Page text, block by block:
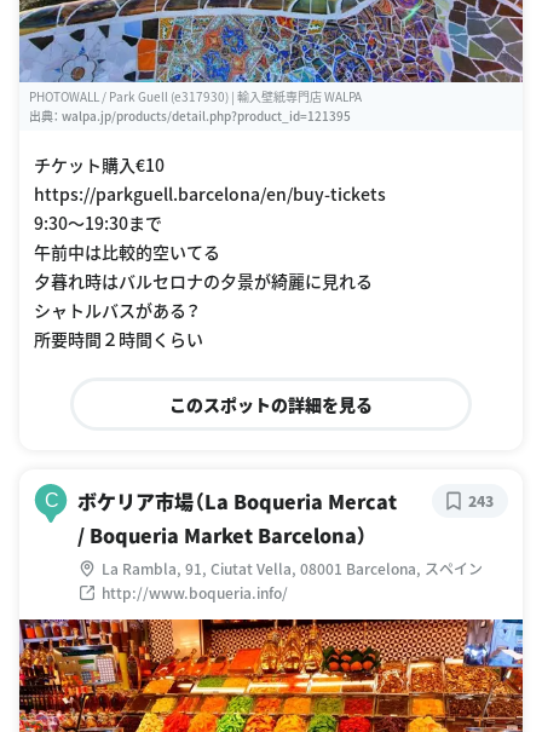
PHOTOWALL / Park Guell (e317930) | 輸入壁紙専門店 WALPA
出典： walpa.jp/products/detail.php?product_id=121395
チケット購入€10
https://parkguell.barcelona/en/buy-tickets
9:30〜19:30まで
午前中は比較的空いてる
夕暮れ時はバルセロナの夕景が綺麗に見れる
シャトルバスがある？
所要時間２時間くらい
このスポットの詳細を見る
C
ボケリア市場（La Boqueria Mercat
/ Boqueria Market Barcelona）
La Rambla, 91, Ciutat Vella, 08001 Barcelona, スペイン
http://www.boqueria.info/
243